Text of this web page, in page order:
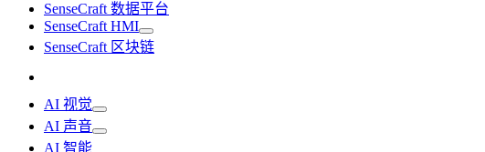
SenseCraft 数据平台
SenseCraft HMI
SenseCraft 区块链
AI 视觉
AI 声音
AI 智能